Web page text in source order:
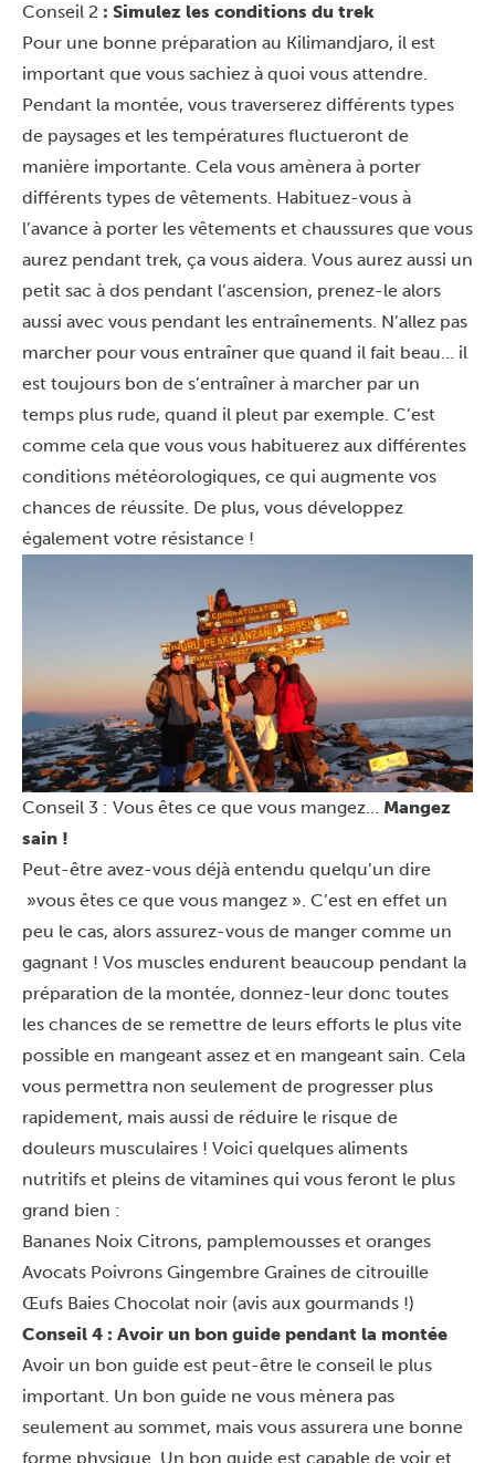
Conseil 2 : Simulez les conditions du trek
Pour une bonne préparation au Kilimandjaro, il est
important que vous sachiez à quoi vous attendre.
Pendant la montée, vous traverserez différents types
de paysages et les températures fluctueront de
manière importante. Cela vous amènera à porter
différents types de vêtements. Habituez-vous à
l’avance à porter les vêtements et chaussures que vous
aurez pendant trek, ça vous aidera. Vous aurez aussi un
petit sac à dos pendant l’ascension, prenez-le alors
aussi avec vous pendant les entraînements. N’allez pas
marcher pour vous entraîner que quand il fait beau… il
est toujours bon de s’entraîner à marcher par un
temps plus rude, quand il pleut par exemple. C’est
comme cela que vous vous habituerez aux différentes
conditions météorologiques, ce qui augmente vos
chances de réussite. De plus, vous développez
également votre résistance !
Conseil 3 : Vous êtes ce que vous mangez… Mangez
sain !
Peut-être avez-vous déjà entendu quelqu’un dire
»vous êtes ce que vous mangez ». C’est en effet un
peu le cas, alors assurez-vous de manger comme un
gagnant ! Vos muscles endurent beaucoup pendant la
préparation de la montée, donnez-leur donc toutes
les chances de se remettre de leurs efforts le plus vite
possible en mangeant assez et en mangeant sain. Cela
vous permettra non seulement de progresser plus
rapidement, mais aussi de réduire le risque de
douleurs musculaires ! Voici quelques aliments
nutritifs et pleins de vitamines qui vous feront le plus
grand bien :
Bananes Noix Citrons, pamplemousses et oranges
Avocats Poivrons Gingembre Graines de citrouille
Œufs Baies Chocolat noir (avis aux gourmands !)
Conseil 4 : Avoir un bon guide pendant la montée
Avoir un bon guide est peut-être le conseil le plus
important. Un bon guide ne vous mènera pas
seulement au sommet, mais vous assurera une bonne
forme physique. Un bon guide est capable de voir et